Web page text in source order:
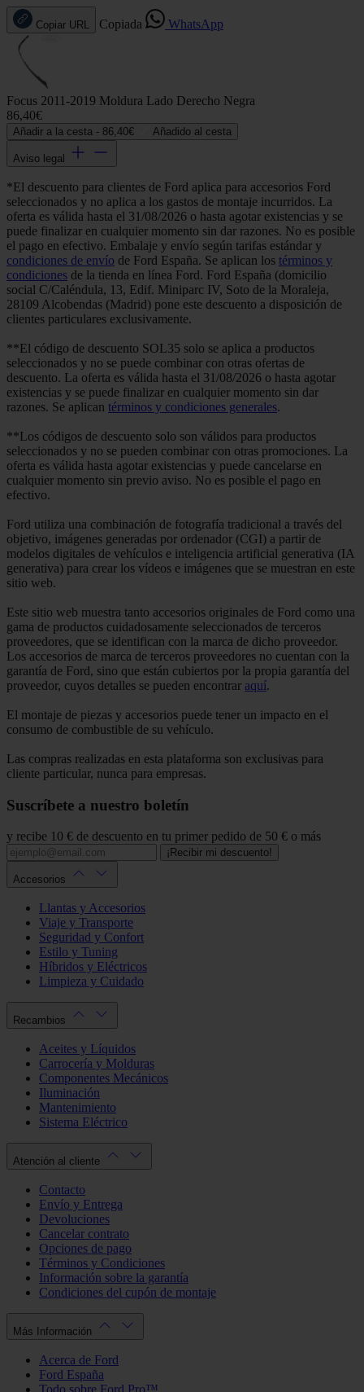
Copiar URL Copiada WhatsApp
Focus 2011-2019 Moldura Lado Derecho Negra
86,40€
Añadir a la cesta - 86,40€ Añadido al cesta
Aviso legal
*El descuento para clientes de Ford aplica para accesorios Ford
seleccionados y no aplica a los gastos de montaje incurridos. La
oferta es válida hasta el 31/08/2026 o hasta agotar existencias y se
puede finalizar en cualquier momento sin dar razones. No es posible
el pago en efectivo. Embalaje y envío según tarifas estándar y
condiciones de envío de Ford España. Se aplican los términos y
condiciones de la tienda en línea Ford. Ford España (domicilio
social C/Caléndula, 13, Edif. Miniparc IV, Soto de la Moraleja,
28109 Alcobendas (Madrid) pone este descuento a disposición de
clientes particulares exclusivamente.
**El código de descuento SOL35 solo se aplica a productos
seleccionados y no se puede combinar con otras ofertas de
descuento. La oferta es válida hasta el 31/08/2026 o hasta agotar
existencias y se puede finalizar en cualquier momento sin dar
razones. Se aplican términos y condiciones generales.
**Los códigos de descuento solo son válidos para productos
seleccionados y no se pueden combinar con otras promociones. La
oferta es válida hasta agotar existencias y puede cancelarse en
cualquier momento sin previo aviso. No es posible el pago en
efectivo.
Ford utiliza una combinación de fotografía tradicional a través del
objetivo, imágenes generadas por ordenador (CGI) a partir de
modelos digitales de vehículos e inteligencia artificial generativa (IA
generativa) para crear los vídeos e imágenes que se muestran en este
sitio web.
Este sitio web muestra tanto accesorios originales de Ford como una
gama de productos cuidadosamente seleccionados de terceros
proveedores, que se identifican con la marca de dicho proveedor.
Los accesorios de marca de terceros proveedores no cuentan con la
garantía de Ford, sino que están cubiertos por la propia garantía del
proveedor, cuyos detalles se pueden encontrar aquí.
El montaje de piezas y accesorios puede tener un impacto en el
consumo de combustible de su vehículo.
Las compras realizadas en esta plataforma son exclusivas para
cliente particular, nunca para empresas.
Suscríbete a nuestro boletín
y recibe 10 € de descuento en tu primer pedido de 50 € o más
¡Recibir mi descuento!
Accesorios
Llantas y Accesorios
Viaje y Transporte
Seguridad y Confort
Estilo y Tuning
Híbridos y Eléctricos
Limpieza y Cuidado
Recambios
Aceites y Líquidos
Carrocería y Molduras
Componentes Mecánicos
Iluminación
Mantenimiento
Sistema Eléctrico
Atención al cliente
Contacto
Envío y Entrega
Devoluciones
Cancelar contrato
Opciones de pago
Términos y Condiciones
Información sobre la garantía
Condiciones del cupón de montaje
Más Información
Acerca de Ford
Ford España